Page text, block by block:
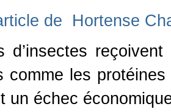
de Hortense
d’insectes
comme les
un échec